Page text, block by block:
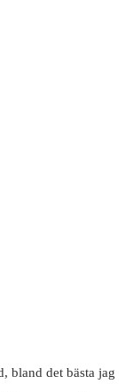
bland det bästa jag